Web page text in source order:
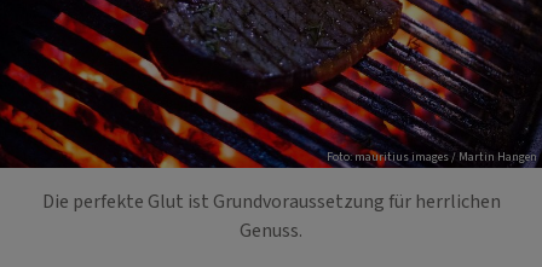
Foto: mauritius images / Martin Hangen
Die perfekte Glut ist Grundvoraussetzung für herrlichen
Genuss.